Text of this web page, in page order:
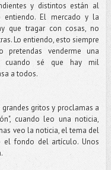
y distintos están al
entiendo. El mercado y la
que tragar con cosas, no
Lo entiendo, esto siempre
venderme una
cuando sé que hay mil
a todos.
gritos y proclamas a
cuando leo una noticia,
veo la noticia, el tema del
el fondo del artículo. Unos